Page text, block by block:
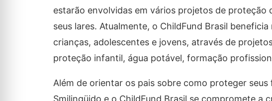
estarão envolvidas em vários projetos de proteção
seus lares. Atualmente, o ChildFund Brasil
crianças, adolescentes e jovens, através de
proteção infantil, água potável, formação
Além de orientar os pais sobre como proteger
Smilingüido e o ChildFund Brasil se compromete a